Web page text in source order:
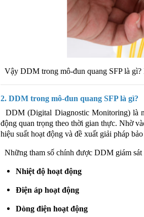
Vậy DDM trong mô-đun quang SFP là
2. DDM trong mô-đun quang SFP là gì?
DDM (Digital Diagnostic Monitoring) là
động quan trọng theo thời gian thực. Nhờ
hiệu suất hoạt động và đề xuất giải pháp
Những tham số chính được DDM giám sát
Nhiệt độ hoạt động
Điện áp hoạt động
Dòng điện hoạt động